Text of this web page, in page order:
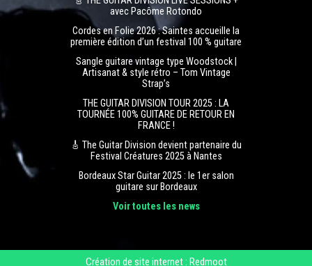
avec Pacôme Rotondo
Cordes en Folie 2026 : Saintes accueille la
première édition d’un festival 100 % guitare
Sangle guitare vintage type Woodstock |
Artisanat & style rétro – Tom Vintage
Strap’s
THE GUITAR DIVISION TOUR 2025 : LA
TOURNÉE 100% GUITARE DE RETOUR EN
FRANCE !
🎸 The Guitar Division devient partenaire du
Festival Créatures 2025 à Nantes
Bordeaux Star Guitar 2025 : le 1er salon
guitare sur Bordeaux
Voir toutes les news
Création de site internet : Redmoot